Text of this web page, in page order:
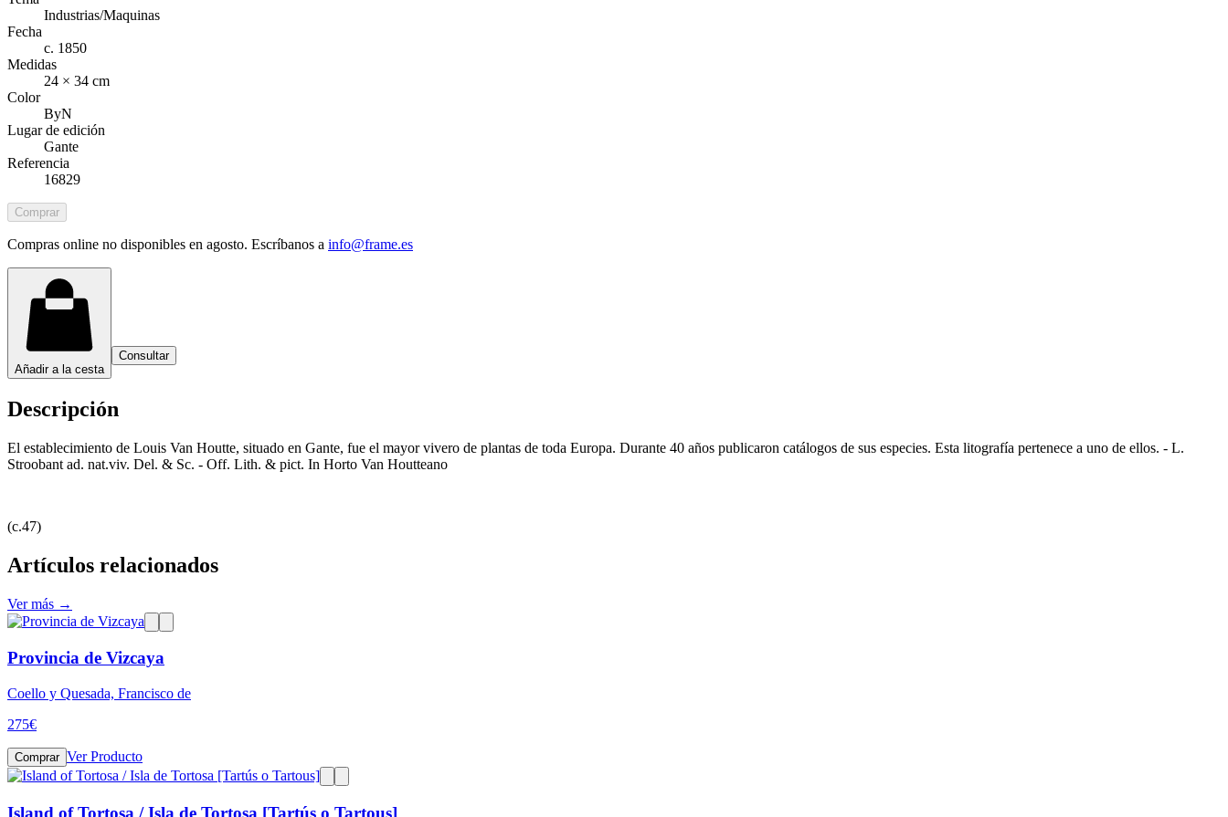
Industrias/Maquinas
Fecha
c. 1850
Medidas
24 × 34 cm
Color
ByN
Lugar de edición
Gante
Referencia
16829
Comprar
Compras online no disponibles en agosto. Escríbanos a info@frame.es
Añadir a la cesta
Consultar
Descripción
El establecimiento de Louis Van Houtte, situado en Gante, fue el mayor vivero de plantas de toda Europa. Durante 40 años publicaron catálogos de sus especies. Esta litografía pertenece a uno de ellos. - L.
Stroobant ad. nat.viv. Del. & Sc. - Off. Lith. & pict. In Horto Van Houtteano
(c.47)
Artículos relacionados
Ver más →
Provincia de Vizcaya
Coello y Quesada, Francisco de
275€
Comprar Ver Producto
Island of Tortosa / Isla de Tortosa [Tartús o Tartous]